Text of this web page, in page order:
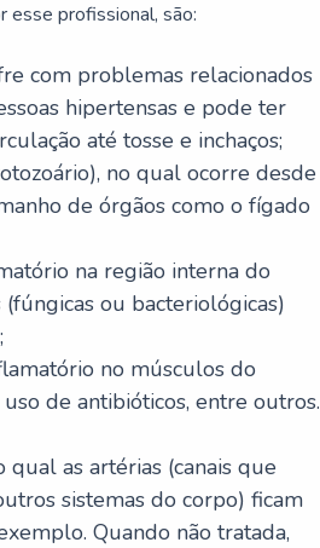
esse profissional, são:
com problemas relacionados
hipertensas e pode ter
até tosse e inchaços;
no qual ocorre desde
de órgãos como o fígado
na região interna do
ou bacteriológicas)
no músculos do
de antibióticos, entre outros.
as artérias (canais que
sistemas do corpo) ficam
Quando não tratada,